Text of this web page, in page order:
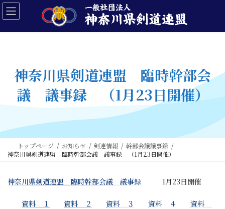
コ
ン
ン
ナ
ビ
ー
神奈川県剣道連盟 臨時幹部会
議 議事録 （1月23日開催）
トップページ お知らせ 剣連情報
幹部会議議事録
神奈川県剣道連盟 臨時幹部会議 議事録 （1月23日開催）
神奈川県剣道連盟 臨時幹部会議 議事録 1月23日開催
資料 １ 資料 ２ 資料 ３ 資料 ４
資料